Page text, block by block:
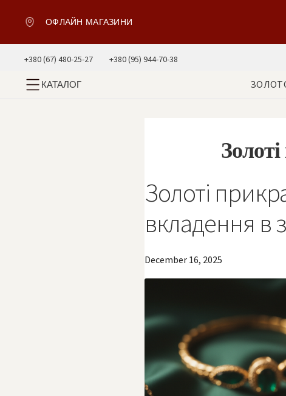
ОФЛАЙН МАГАЗИНИ
+380 (67) 480-25-27 +380 (95) 944-70-38
КАТАЛОГ
Золоті
вкладення в
December 16, 2025